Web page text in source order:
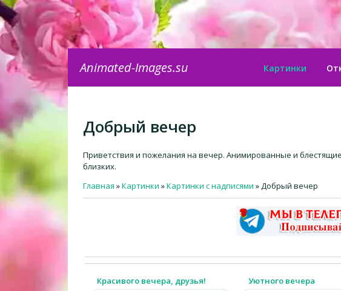
Animated-Images.su Картинки
Добрый вечер
Приветствия и пожелания на вечер. Анимированные и
близких.
Главная »Картинки »Картинки с надписями » Добрый вечер
Красивого вечера, друзья! Уютного вечера